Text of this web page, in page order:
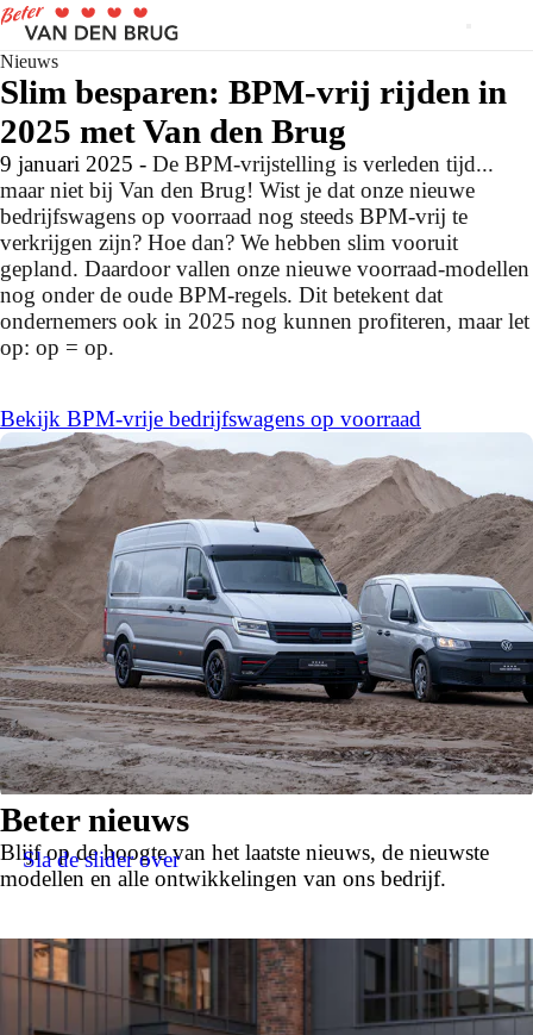
Nieuws
Slim besparen: BPM-vrij rijden in
2025 met Van den Brug
9 januari 2025 - De BPM-vrijstelling is verleden tijd...
maar niet bij Van den Brug! Wist je dat onze nieuwe
bedrijfswagens op voorraad nog steeds BPM-vrij te
verkrijgen zijn? Hoe dan? We hebben slim vooruit
gepland. Daardoor vallen onze nieuwe voorraad-modellen
nog onder de oude BPM-regels. Dit betekent dat
ondernemers ook in 2025 nog kunnen profiteren, maar let
op: op = op.
Bekijk BPM-vrije bedrijfswagens op voorraad
Beter nieuws
Blijf op de hoogte van het laatste nieuws, de nieuwste
modellen en alle ontwikkelingen van ons bedrijf.
Sla de slider over